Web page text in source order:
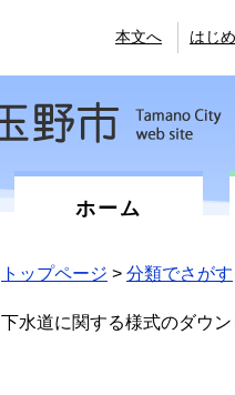
本文へ はじ
ホーム
トップページ > 分類でさがす
下水道に関する様式のダウ